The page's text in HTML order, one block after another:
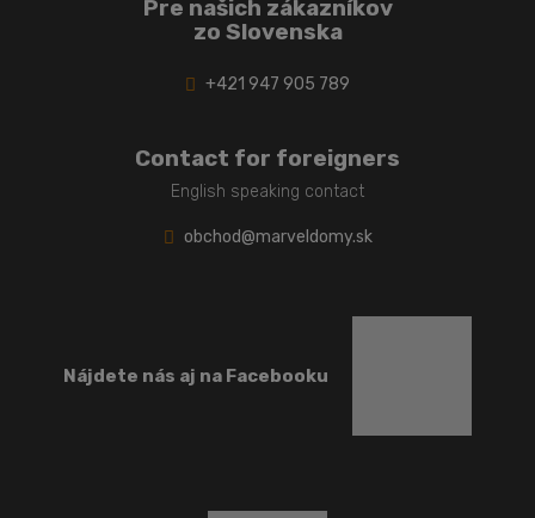
Pre našich zákazníkov
zo Slovenska
+421 947 905 789
Contact for foreigners
English speaking contact
obchod@marveldomy.sk
Nájdete nás aj na Facebooku
Než si niektoré mobilné domy nájdu svojho majiteľa, predstavujeme